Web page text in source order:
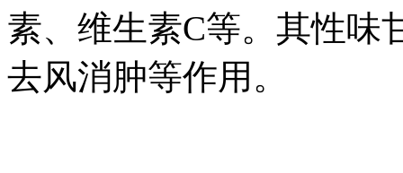
素、维生素C等。其性味
去风消肿等作用。